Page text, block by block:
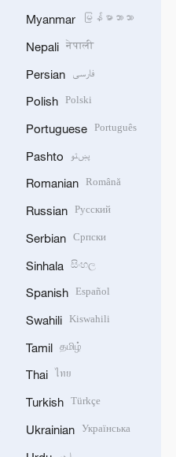
Myanmar မြန်မာဘာသာ
Nepali नेपाली
Persian فارسی
Polish Polski
Portuguese Português
Pashto پښتو
Romanian Română
Russian Русский
Serbian Српски
Sinhala සිංහල
Spanish Español
Swahili Kiswahili
Tamil தமிழ்
Thai ไทย
Turkish Türkçe
Ukrainian Українська